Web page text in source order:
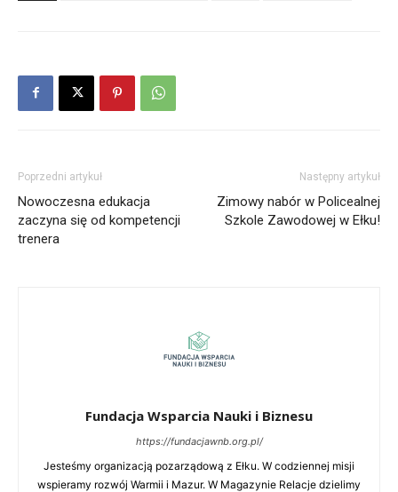
Poprzedni artykuł
Nowoczesna edukacja
zaczyna się od kompetencji
trenera
Następny artykuł
Zimowy nabór w Policealnej
Szkole Zawodowej w Ełku!
Fundacja Wsparcia Nauki i Biznesu
https://fundacjawnb.org.pl/
Jesteśmy organizacją pozarządową z Ełku. W codziennej misji
wspieramy rozwój Warmii i Mazur. W Magazynie Relacje dzielimy